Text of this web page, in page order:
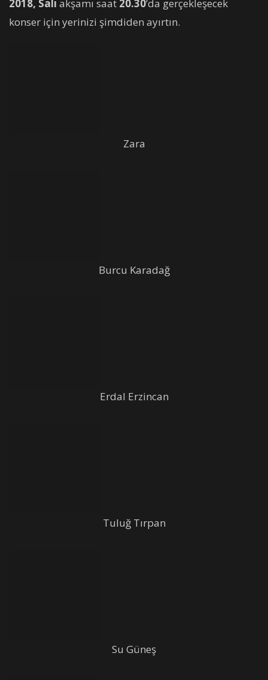
2018, Salı akşamı saat 20.30’da gerçekleşecek
konser için yerinizi şimdiden ayırtın.
Zara
Burcu Karadağ
Erdal Erzincan
Tuluğ Tırpan
Su Güneş